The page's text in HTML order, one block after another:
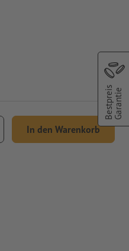
In den Warenkorb
BestpreisGarantie